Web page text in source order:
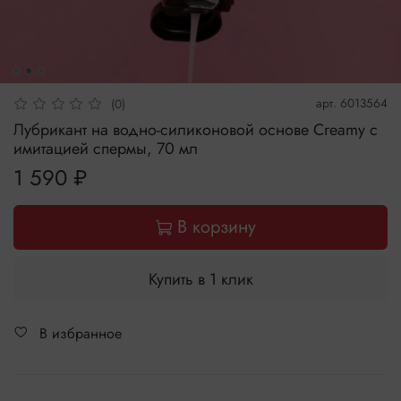
(0) арт. 6013564
Лубрикант на водно-силиконовой основе Creamy с
имитацией спермы, 70 мл
1 590 ₽
В корзину
Купить в 1 клик
В избранное